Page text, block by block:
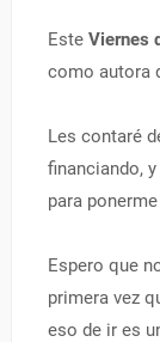
Este Viernes
como autora
Les contaré
financiando,
para
Espero que
primera vez
eso de ir es